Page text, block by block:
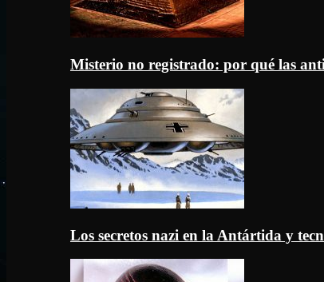
Misterio no registrado: por qué las
Los secretos nazi en la Antártida y